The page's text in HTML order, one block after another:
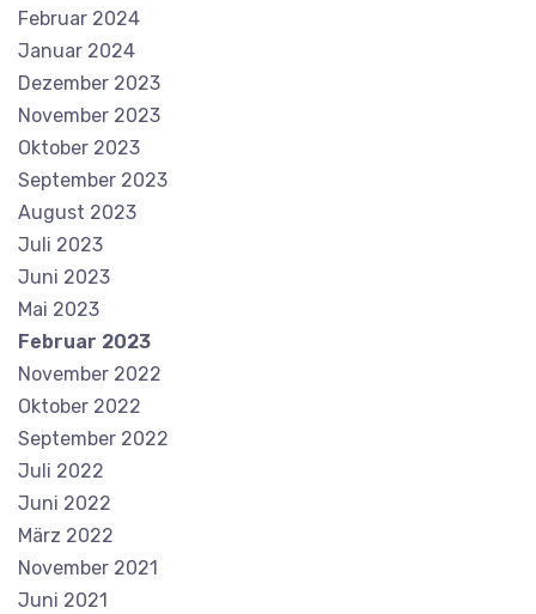
Februar 2024
Januar 2024
Dezember 2023
November 2023
Oktober 2023
September 2023
August 2023
Juli 2023
Juni 2023
Mai 2023
Februar 2023
November 2022
Oktober 2022
September 2022
Juli 2022
Juni 2022
März 2022
November 2021
Juni 2021